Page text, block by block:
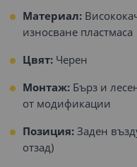
Материал:
износване пластмаса
Цвят: Черен
Монтаж: Бърз и
от модификации
Позиция: Заден
отзад)